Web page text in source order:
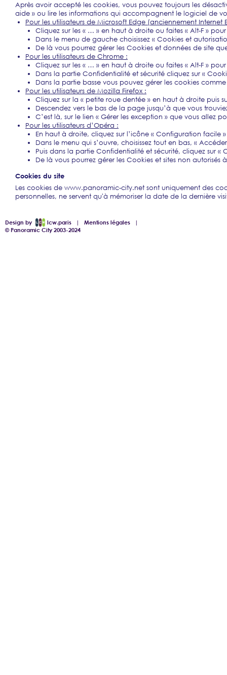
Après avoir accepté les cookies, vous pouvez toujours les
aide » ou lire les informations qui accompagnent le logiciel de
Pour les utilisateurs de Microsoft Edge (anciennement Internet
Cliquez sur les « … » en haut à droite ou faites « Alt-F »
Dans le menu de gauche choisissez « Cookies et
De là vous pourrez gérer les Cookies et données de site
Pour les utilisateurs de Chrome :
Cliquez sur les « … » en haut à droite ou faites « Alt-F »
Dans la partie Confidentialité et sécurité cliquez sur «
Dans la partie basse vous pouvez gérer les cookies
Pour les utilisateurs de Mozilla Firefox :
Cliquez sur la « petite roue dentée » en haut à droite puis
Descendez vers le bas de la page jusqu’à que vous
C’est là, sur le lien « Gérer les exception » que vous allez
Pour les utilisateurs d’Opéra :
En haut à droite, cliquez sur l’icône « Configuration facile
Dans le menu qui s’ouvre, choisissez tout en bas, «
Puis dans la partie Confidentialité et sécurité, cliquez sur «
De là vous pourrez gérer les Cookies et sites non autorisés
Cookies du site
Les cookies de www.panoramic-city.net sont uniquement des
personnelles, ne servent qu'à mémoriser la date de la dernière
Design by lcw.paris |Mentions légales |
© Panoramic City 2003-2024